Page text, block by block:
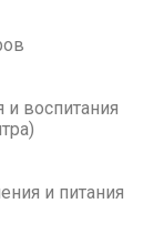
и воспитания
и питания